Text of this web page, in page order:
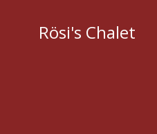
springenRösi's Chalet